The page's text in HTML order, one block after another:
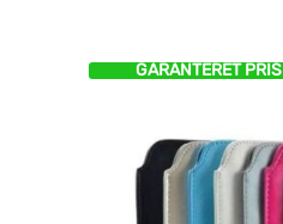
GARANTERET PRIS